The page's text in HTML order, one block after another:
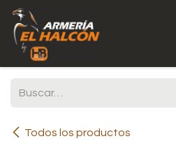
Ir al contenido
Todos los productos